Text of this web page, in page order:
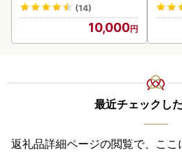
(14)
10,000
最近チェックし
返礼品詳細ページの閲覧で、ここ